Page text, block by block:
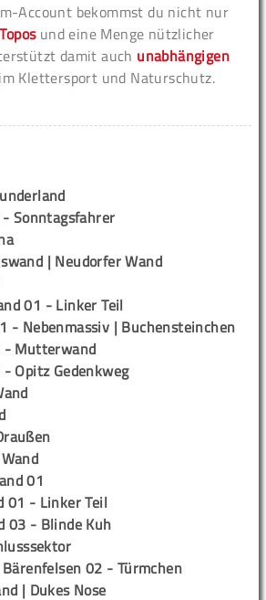
Account bekommst du nicht nur
und eine Menge nützlicher
damit auch unabhängigen
Klettersport und Naturschutz.
Sonntagsfahrer
| Neudorfer Wand
01 - Linker Teil
- Nebenmassiv | Buchensteinchen
- Mutterwand
Opitz Gedenkweg
01
01 - Linker Teil
03 - Blinde Kuh
02 - Türmchen
| Dukes Nose